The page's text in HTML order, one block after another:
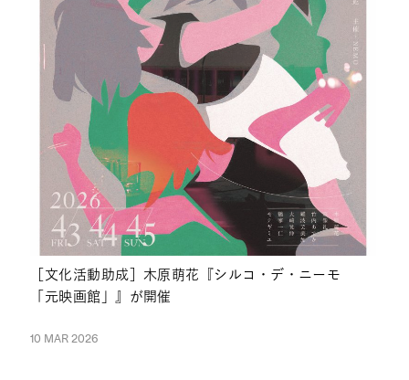
［文化活動助成］木原萌花『シルコ・デ・ニーモ
「元映画館」』が開催
10 MAR 2026